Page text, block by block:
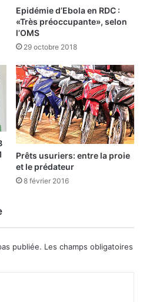
Epidémie d’Ebola en RDC :
«Très préoccupante», selon
l’OMS
29 octobre 2018
Prêts usuriers: entre la proie
et le prédateur
8 février 2016
publiée. Les champs obligatoires